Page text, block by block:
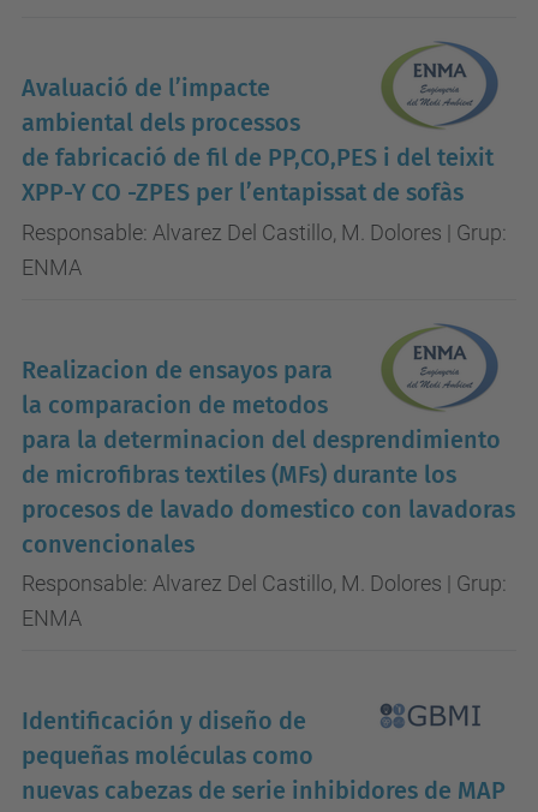
Avaluació de l’impacte
ambiental dels processos
de fabricació de fil de PP,CO,PES i del teixit
XPP-Y CO -ZPES per l’entapissat de sofàs
Responsable: Alvarez Del Castillo, M. Dolores | Grup:
ENMA
Realizacion de ensayos para
la comparacion de metodos
para la determinacion del desprendimiento
de microfibras textiles (MFs) durante los
procesos de lavado domestico con lavadoras
convencionales
Responsable: Alvarez Del Castillo, M. Dolores | Grup:
ENMA
Identificación y diseño de
pequeñas moléculas como
nuevas cabezas de serie inhibidores de MAP